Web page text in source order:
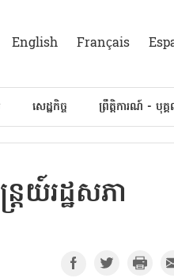
English Français
សេដ្ឋកិច្ច ព្រឹត្តិការណ៍ - បុគ្
យ៍រដ្ឋសភា